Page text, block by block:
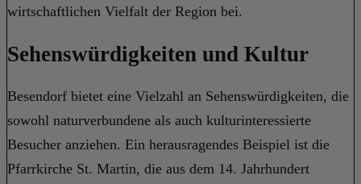
wirtschaftlichen Vielfalt der Region bei.
Sehenswürdigkeiten und Kultur
Besendorf bietet eine Vielzahl an Sehenswürdigkeiten, die
sowohl naturverbundene als auch kulturinteressierte
Besucher anziehen. Ein herausragendes Beispiel ist die
Pfarrkirche St. Martin, die aus dem 14. Jahrhundert